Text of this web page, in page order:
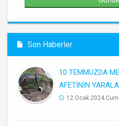
Son Haberler
10 TEMMUZDA
AFETİNİN